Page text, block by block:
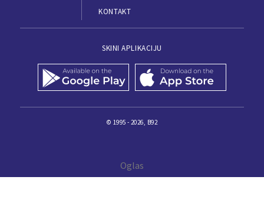
KONTAKT
SKINI APLIKACIJU
© 1995 - 2026, B92